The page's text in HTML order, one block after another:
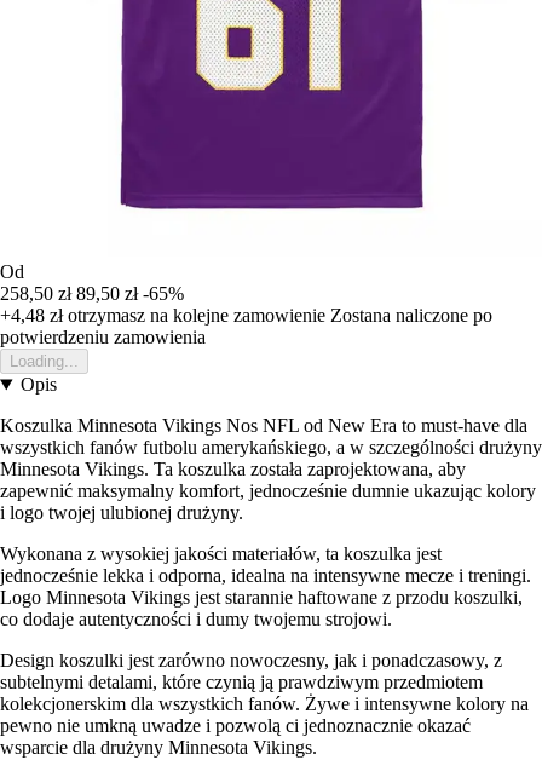
Od
258,50 zł 89,50 zł -65%
+4,48 złotrzymasz na kolejne zamowienie Zostana naliczone po
potwierdzeniu zamowienia
Loading...
Opis
Koszulka Minnesota Vikings Nos NFL od New Era to must-have dla
wszystkich fanów futbolu amerykańskiego, a w szczególności drużyny
Minnesota Vikings. Ta koszulka została zaprojektowana, aby
zapewnić maksymalny komfort, jednocześnie dumnie ukazując kolory
i logo twojej ulubionej drużyny.
Wykonana z wysokiej jakości materiałów, ta koszulka jest
jednocześnie lekka i odporna, idealna na intensywne mecze i treningi.
Logo Minnesota Vikings jest starannie haftowane z przodu koszulki,
co dodaje autentyczności i dumy twojemu strojowi.
Design koszulki jest zarówno nowoczesny, jak i ponadczasowy, z
subtelnymi detalami, które czynią ją prawdziwym przedmiotem
kolekcjonerskim dla wszystkich fanów. Żywe i intensywne kolory na
pewno nie umkną uwadze i pozwolą ci jednoznacznie okazać
wsparcie dla drużyny Minnesota Vikings.